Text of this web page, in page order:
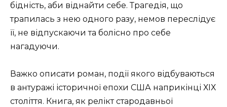
бідність, аби віднайти себе. Трагедія, що
трапилась з нею одного разу, немов переслідує
її, не відпускаючи та болісно про себе
нагадуючи.
Важко описати роман, події якого відбуваються
в антуражі історичної епохи США наприкінці ХІХ
століття. Книга, як релікт стародавньої